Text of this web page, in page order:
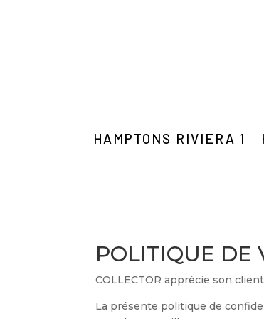
HAMPTONS RIVIERA 1
POLITIQUE DE
COLLECTOR apprécie son
La présente politique de